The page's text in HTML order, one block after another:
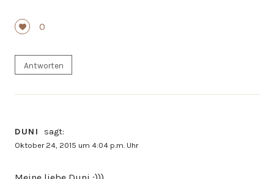
0
Antworten
DUNI sagt:
Oktober 24, 2015 um 4:04 p.m. Uhr